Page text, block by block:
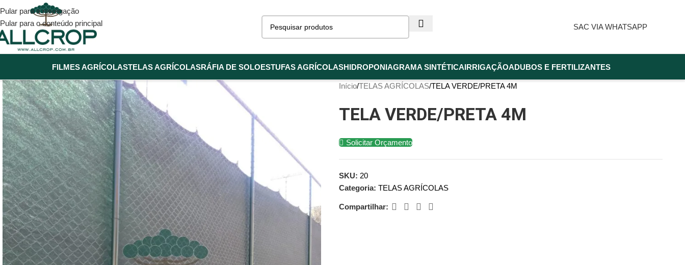
Pular para a navegação
Pular para o conteúdo principal
SAC VIA WHATSAPP
FILMES AGRÍCOLASTELAS AGRÍCOLASRÁFIA DE SOLOESTUFAS AGRÍCOLASHIDROPONIAGRAMA SINTÉTICAIRRIGAÇÃOADUBOS E FERTILIZANTES
Início TELAS AGRÍCOLAS TELA VERDE/PRETA 4M
TELA VERDE/PRETA 4M
Solicitar Orçamento
SKU: 20
Categoria: TELAS AGRÍCOLAS
Compartilhar: